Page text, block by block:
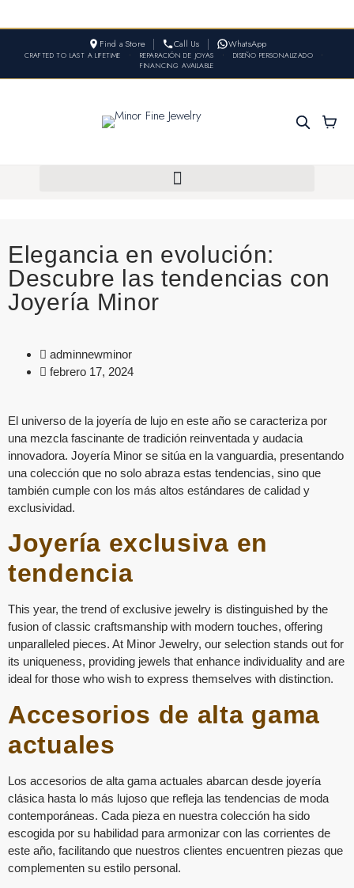
Find a Store Call Us WhatsApp
CRAFTED TO LAST A LIFETIME • REPARACIÓN DE JOYAS • DISEÑO PERSONALIZADO
•
FINANCING AVAILABLE
Elegancia en evolución:
Descubre las tendencias con
Joyería Minor
adminnewminor
febrero 17, 2024
El universo de la joyería de lujo en este año se caracteriza por
una mezcla fascinante de tradición reinventada y audacia
innovadora. Joyería Minor se sitúa en la vanguardia, presentando
una colección que no solo abraza estas tendencias, sino que
también cumple con los más altos estándares de calidad y
exclusividad.
Joyería exclusiva en
tendencia
This year, the trend of exclusive jewelry is distinguished by the
fusion of classic craftsmanship with modern touches, offering
unparalleled pieces. At Minor Jewelry, our selection stands out for
its uniqueness, providing jewels that enhance individuality and are
ideal for those who wish to express themselves with distinction.
Accesorios de alta gama
actuales
Los accesorios de alta gama actuales abarcan desde joyería
clásica hasta lo más lujoso que refleja las tendencias de moda
contemporáneas. Cada pieza en nuestra colección ha sido
escogida por su habilidad para armonizar con las corrientes de
este año, facilitando que nuestros clientes encuentren piezas que
complementen su estilo personal.